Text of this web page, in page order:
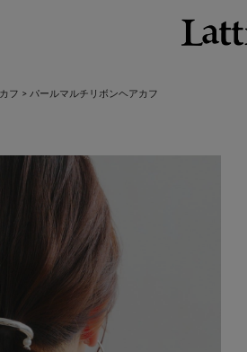
フ > パールマルチリボンヘアカフ